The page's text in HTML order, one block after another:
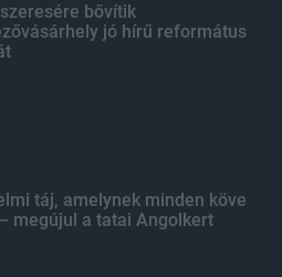
bővítik
jó hírű református
táj, amelynek minden köve
megújul a tatai Angolkert